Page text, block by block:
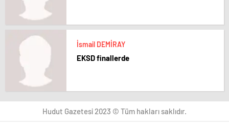
İsmail DEMİRAY
EKSD finallerde
Hudut Gazetesi 2023 © Tüm hakları saklıdır.